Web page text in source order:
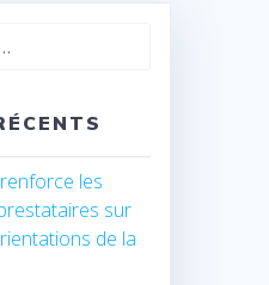
les
sur
de la